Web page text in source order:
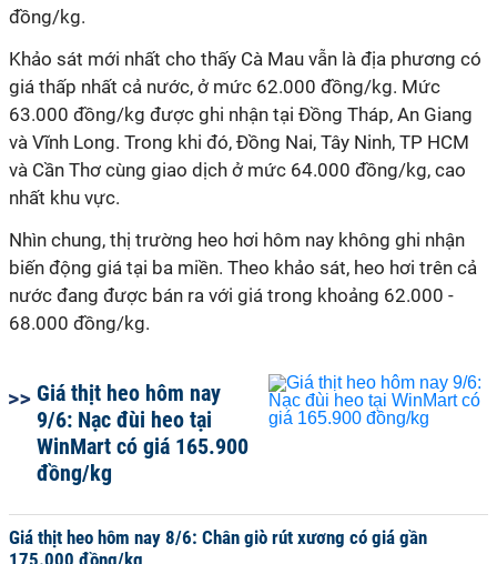
đồng/kg.
Khảo sát mới nhất cho thấy Cà Mau vẫn là địa phương có
giá thấp nhất cả nước, ở mức 62.000 đồng/kg. Mức
63.000 đồng/kg được ghi nhận tại Đồng Tháp, An Giang
và Vĩnh Long. Trong khi đó, Đồng Nai, Tây Ninh, TP HCM
và Cần Thơ cùng giao dịch ở mức 64.000 đồng/kg, cao
nhất khu vực.
Nhìn chung, thị trường heo hơi hôm nay không ghi nhận
biến động giá tại ba miền. Theo khảo sát, heo hơi trên cả
nước đang được bán ra với giá trong khoảng 62.000 -
68.000 đồng/kg.
Giá thịt heo hôm nay
9/6: Nạc đùi heo tại
WinMart có giá 165.900
đồng/kg
Giá thịt heo hôm nay 8/6: Chân giò rút xương có giá gần
175.000 đồng/kg